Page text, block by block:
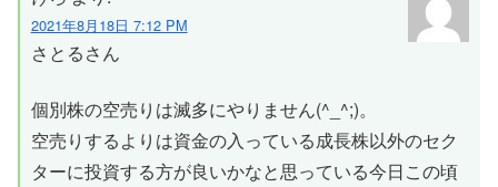
2021年8月18日 7:12 PM
さとるさん
個別株の空売りは滅多にやりません(^_^;)。
空売りするよりは資金の入っている成長株以外のセク
ターに投資する方が良いかなと思っている今日この頃